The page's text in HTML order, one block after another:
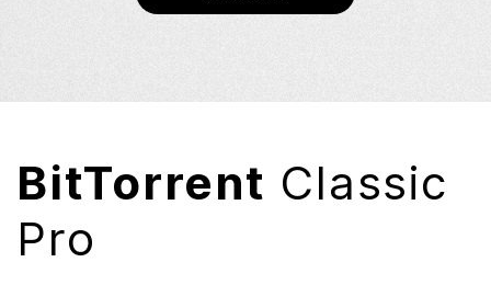
BitTorrent Classic
Pro